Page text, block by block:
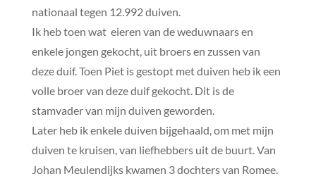
nationaal tegen 12.992 duiven.
Ik heb toen wat eieren van de weduwnaars en
enkele jongen gekocht, uit broers en zussen van
deze duif. Toen Piet is gestopt met duiven heb ik een
volle broer van deze duif gekocht. Dit is de
stamvader van mijn duiven geworden.
Later heb ik enkele duiven bijgehaald, om met mijn
duiven te kruisen, van liefhebbers uit de buurt. Van
Johan Meulendijks kwamen 3 dochters van Romee.